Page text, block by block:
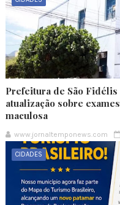
Prefeitura de São Fidélis
atualização sobre
maculosa
www.jornaltemponews.com
CIDADES